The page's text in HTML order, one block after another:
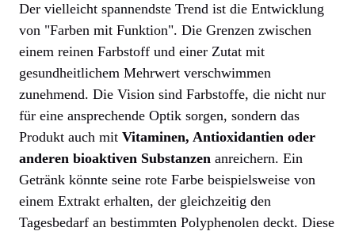
Der vielleicht spannendste Trend ist die Entwicklung
von "Farben mit Funktion". Die Grenzen zwischen
einem reinen Farbstoff und einer Zutat mit
gesundheitlichem Mehrwert verschwimmen
zunehmend. Die Vision sind Farbstoffe, die nicht nur
für eine ansprechende Optik sorgen, sondern das
Produkt auch mit Vitaminen, Antioxidantien oder
anderen bioaktiven Substanzen anreichern. Ein
Getränk könnte seine rote Farbe beispielsweise von
einem Extrakt erhalten, der gleichzeitig den
Tagesbedarf an bestimmten Polyphenolen deckt. Diese